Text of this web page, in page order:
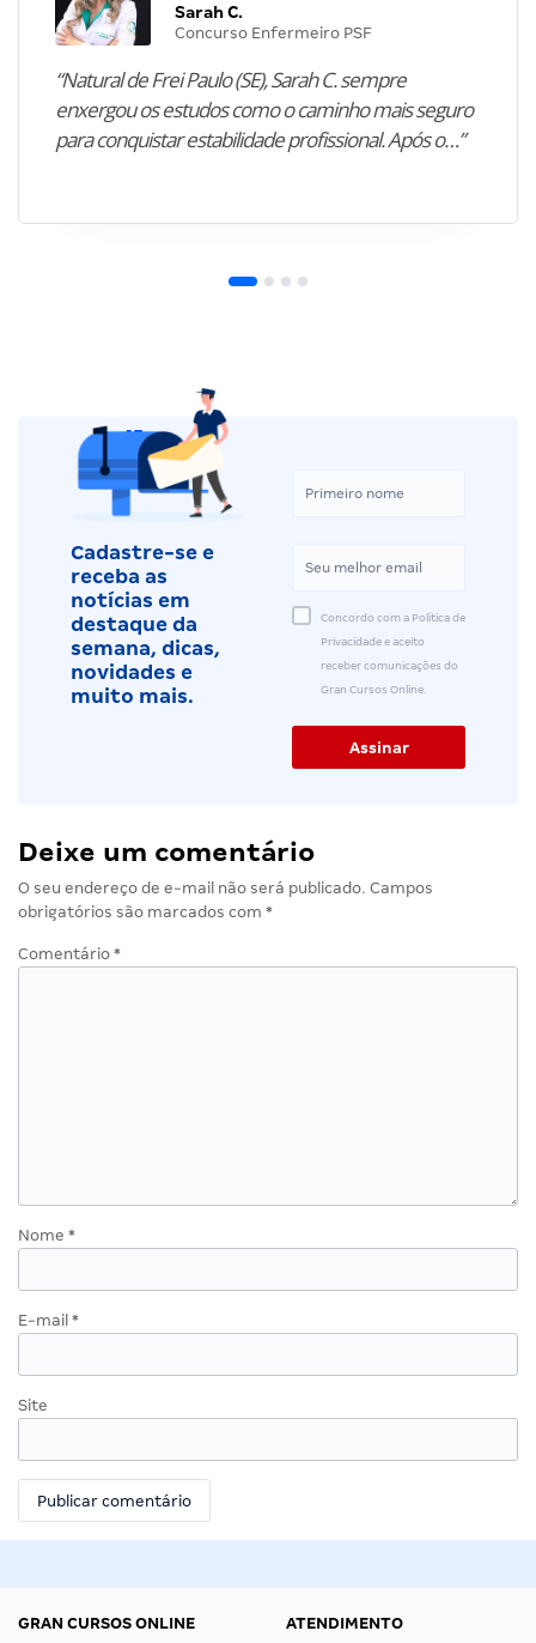
Sarah C.
Concurso Enfermeiro PSF
“Natural de Frei Paulo (SE), Sarah C. sempre
enxergou os estudos como o caminho mais seguro
para conquistar estabilidade profissional. Após o…”
Cadastre-se e
receba as
notícias em
destaque da
semana, dicas,
novidades e
muito mais.
Concordo com a Política de
Privacidade e aceito
receber comunicações do
Gran Cursos Online.
Deixe um comentário
O seu endereço de e-mail não será publicado. Campos
obrigatórios são marcados com *
Comentário *
Nome *
E-mail *
Site
GRAN CURSOS ONLINE
ATENDIMENTO